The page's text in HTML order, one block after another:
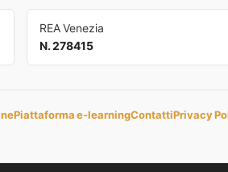
REA Venezia
N. 278415
Piattaforma e-learningContattiPrivacy